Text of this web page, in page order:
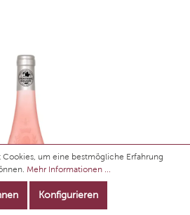
um eine bestmögliche Erfahrung
Mehr Informationen ...
Konfigurieren